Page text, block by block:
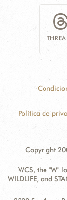
Política de
Copyright
WCS, the "W"
WILDLIFE, and